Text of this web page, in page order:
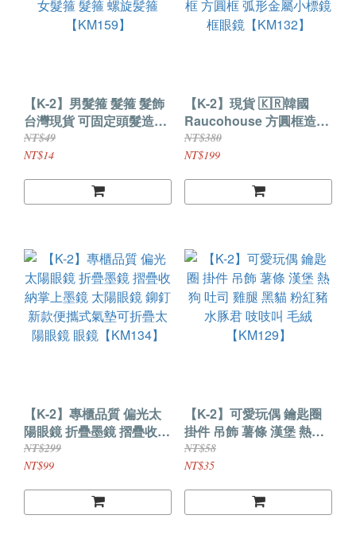
【K-2】男髮箍 髮箍 髮飾
台灣現貨 可固定頭髮造型
髮箍 洗臉頭飾 運動髮箍
女髮箍 髮箍 螺旋髪箍
NT$49
NT$14
【K-2】現貨 🇰🇷韓國
Raucohouse 方圓框造型
鏡框 可換鏡片附盒 透明鏡
框 方圓框 弧形金屬小標鏡
NT$380
NT$199
【K-2】專櫃品質 偏光太
陽眼鏡 折疊墨鏡 摺疊收納
掌上墨鏡 太陽眼鏡 鉚釘新
款便攜式氣墊可折疊太陽
NT$299
NT$99
【K-2】可愛玩偶 鑰匙圈
掛件 吊飾 薯條 漢堡 熱狗
吐司 雞腿 黑貓 粉紅豬 水
豚君 吱吱叫 毛絨
NT$58
NT$35